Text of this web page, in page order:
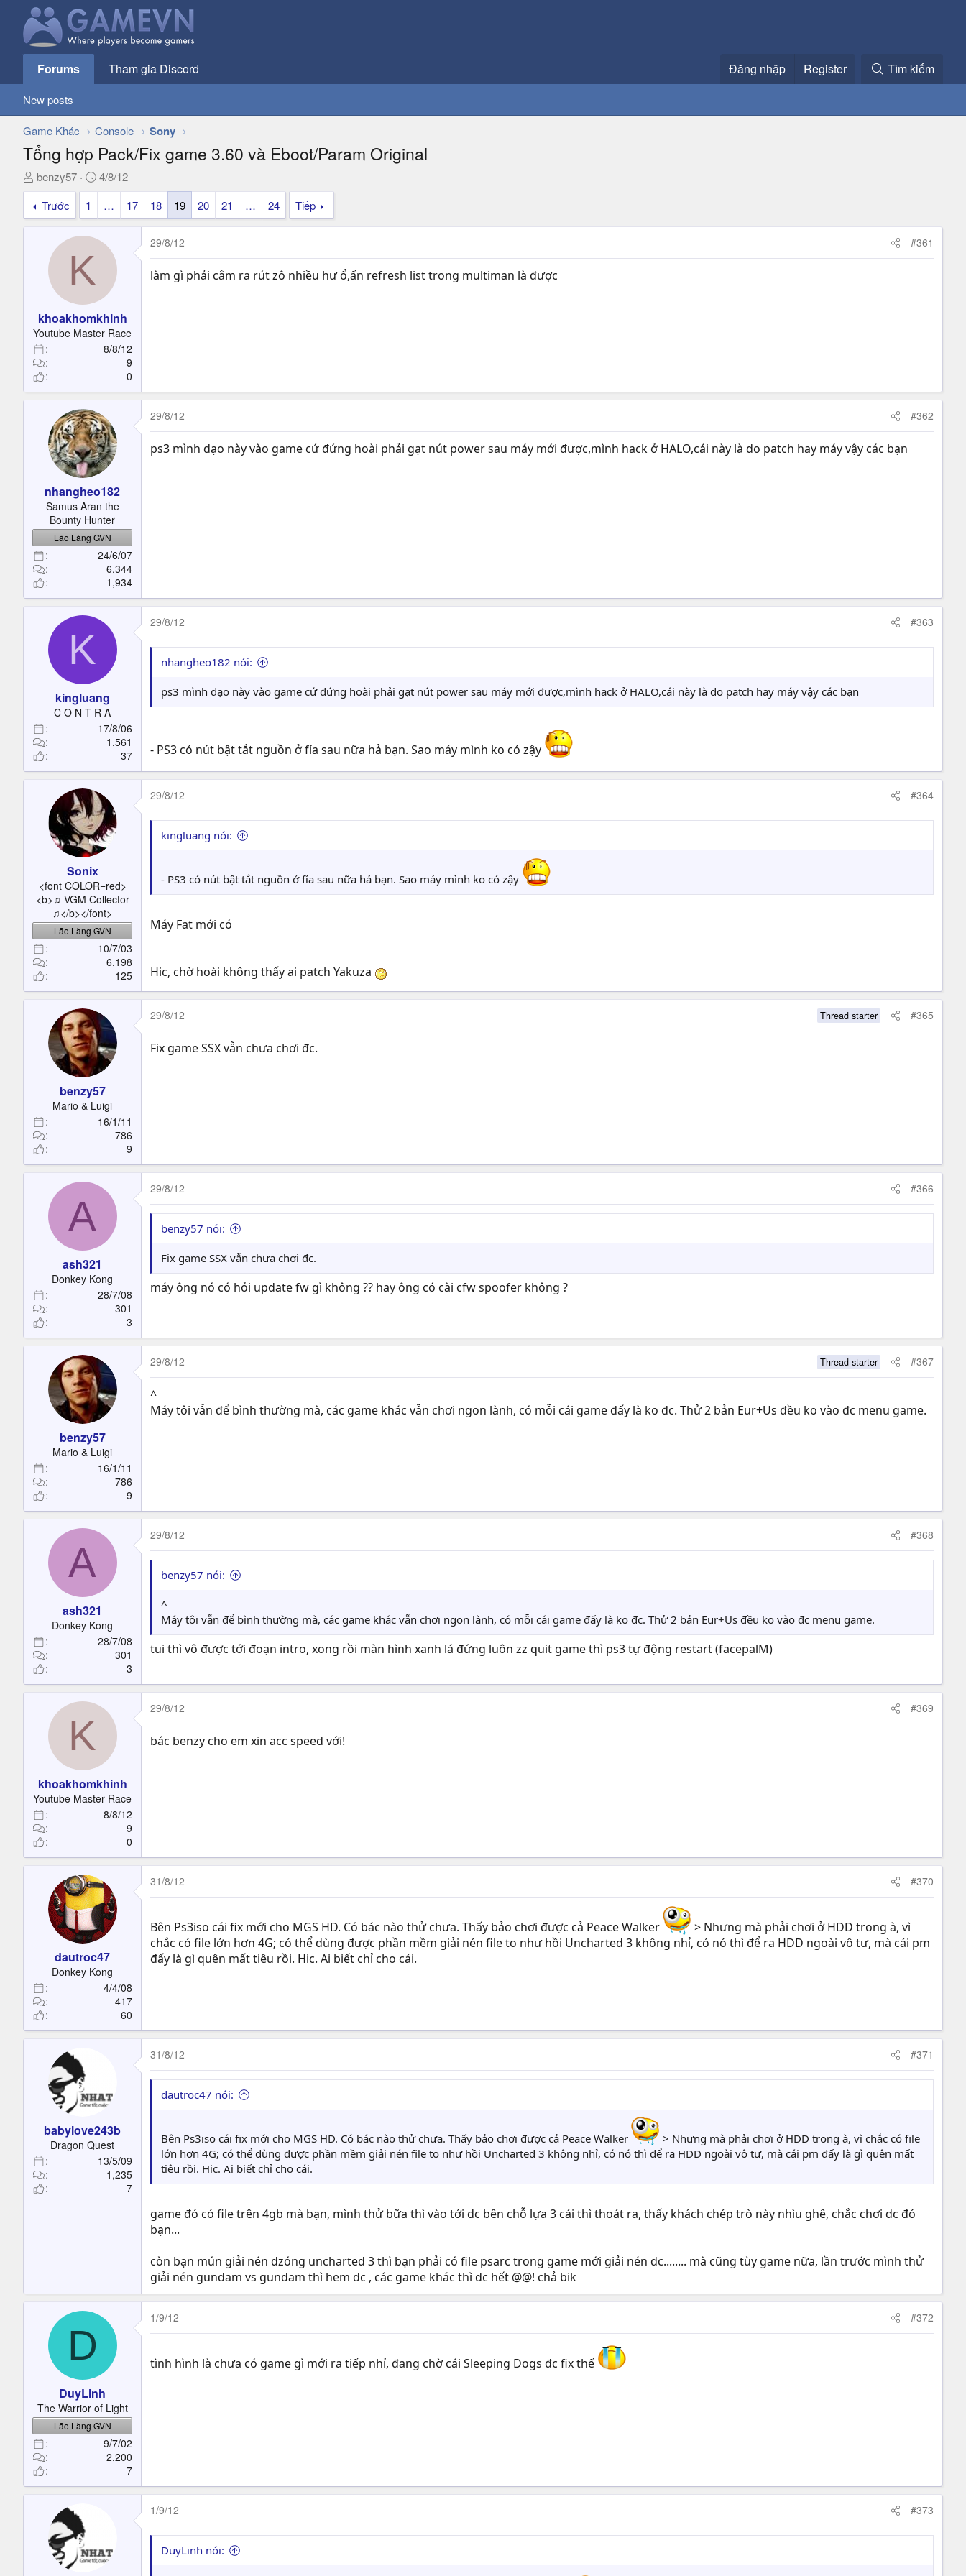
Forums Tham gia Discord Đăng nhập Register Tìm kiếm
New posts
Game Khác Console Sony
Tổng hợp Pack/Fix game 3.60 và Eboot/Param Original
T
h
e
r
t
e
r
benzy57
N
g
y
4/8/12
Trước
1 … 17 18 19 20 21 … 24 Tiếp
K
khoakhomkhinh
Youtube Master Race
8/8/12
9
0
29/8/12 #361
làm gì phải cắm ra rút zô nhiều hư ổ,ấn refresh list trong multiman là được
nhangheo182
Samus Aran the
Bounty Hunter
Lão Làng GVN
24/6/07
6,344
1,934
29/8/12 #362
ps3 mình dạo này vào game cứ đứng hoài phải gạt nút power sau máy mới được,mình hack ở HALO,cái này là do patch hay máy vậy các bạn
K
kingluang
C O N T R A
17/8/06
1,561
37
29/8/12 #363
nhangheo182 nói:
ps3 mình dạo này vào game cứ đứng hoài phải gạt nút power sau máy mới được,mình hack ở HALO,cái này là do patch hay máy vậy các bạn
- PS3 có nút bật tắt nguồn ở fía sau nữa hả bạn. Sao máy mình ko có zậy
Sonix
<font COLOR=red>
<b>♫ VGM Collector
♫</b></font>
Lão Làng GVN
10/7/03
6,198
125
29/8/12 #364
kingluang nói:
- PS3 có nút bật tắt nguồn ở fía sau nữa hả bạn. Sao máy mình ko có zậy
Máy Fat mới có
Hic, chờ hoài không thấy ai patch Yakuza
benzy57
Mario & Luigi
16/1/11
786
9
29/8/12 Thread starter #365
Fix game SSX vẫn chưa chơi đc.
A
ash321
Donkey Kong
28/7/08
301
3
29/8/12 #366
benzy57 nói:
Fix game SSX vẫn chưa chơi đc.
máy ông nó có hỏi update fw gì không ?? hay ông có cài cfw spoofer không ?
benzy57
Mario & Luigi
16/1/11
786
9
29/8/12 Thread starter #367
^
Máy tôi vẫn để bình thường mà, các game khác vẫn chơi ngon lành, có mỗi cái game đấy là ko đc. Thử 2 bản Eur+Us đều ko vào đc menu game.
A
ash321
Donkey Kong
28/7/08
301
3
29/8/12 #368
benzy57 nói:
^
Máy tôi vẫn để bình thường mà, các game khác vẫn chơi ngon lành, có mỗi cái game đấy là ko đc. Thử 2 bản Eur+Us đều ko vào đc menu game.
tui thì vô được tới đoạn intro, xong rồi màn hình xanh lá đứng luôn zz quit game thì ps3 tự động restart (facepalM)
K
khoakhomkhinh
Youtube Master Race
8/8/12
9
0
29/8/12 #369
bác benzy cho em xin acc speed với!
dautroc47
Donkey Kong
4/4/08
417
60
31/8/12 #370
Bên Ps3iso cái fix mới cho MGS HD. Có bác nào thử chưa. Thấy bảo chơi được cả Peace Walker
> Nhưng mà phải chơi ở HDD trong à, vì
chắc có file lớn hơn 4G; có thể dùng được phần mềm giải nén file to như hồi Uncharted 3 không nhỉ, có nó thì để ra HDD ngoài vô tư, mà cái pm
đấy là gì quên mất tiêu rồi. Hic. Ai biết chỉ cho cái.
babylove243b
Dragon Quest
13/5/09
1,235
7
31/8/12 #371
dautroc47 nói:
Bên Ps3iso cái fix mới cho MGS HD. Có bác nào thử chưa. Thấy bảo chơi được cả Peace Walker
> Nhưng mà phải chơi ở HDD trong à, vì chắc có file
lớn hơn 4G; có thể dùng được phần mềm giải nén file to như hồi Uncharted 3 không nhỉ, có nó thì để ra HDD ngoài vô tư, mà cái pm đấy là gì quên mất
tiêu rồi. Hic. Ai biết chỉ cho cái.
game đó có file trên 4gb mà bạn, mình thử bữa thì vào tới dc bên chỗ lựa 3 cái thì thoát ra, thấy khách chép trò này nhìu ghê, chắc chơi dc đó
bạn...
còn bạn mún giải nén dzóng uncharted 3 thì bạn phải có file psarc trong game mới giải nén dc........ mà cũng tùy game nữa, lần trước mình thử
giải nén gundam vs gundam thì hem dc , các game khác thì dc hết @@! chả bik
D
DuyLinh
The Warrior of Light
Lão Làng GVN
9/7/02
2,200
7
1/9/12 #372
tình hình là chưa có game gì mới ra tiếp nhỉ, đang chờ cái Sleeping Dogs đc fix thế
1/9/12 #373
DuyLinh nói: